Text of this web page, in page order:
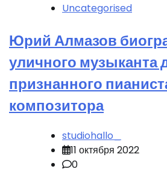
Uncategorised
Юрий Алмазов
уличного музыканта
признанного
композитора
studiohallo_
11 октября 2022
0